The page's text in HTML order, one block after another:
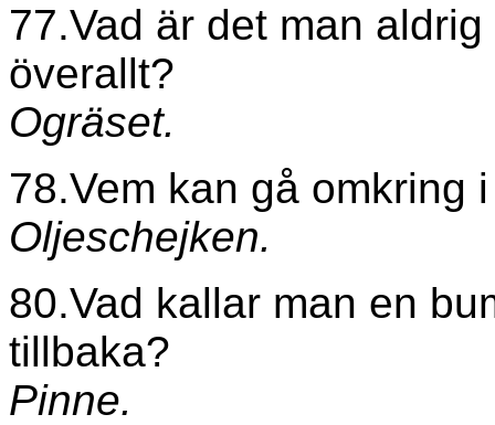
77.Vad är det man
överallt?
Ogräset.
78.Vem kan gå omkring
Oljeschejken.
80.Vad kallar man en
tillbaka?
Pinne.